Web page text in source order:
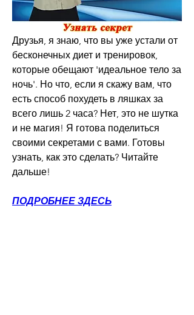
Друзья, я знаю, что вы уже устали от
бесконечных диет и тренировок,
которые обещают 'идеальное тело за
ночь'. Но что, если я скажу вам, что
есть способ похудеть в ляшках за
всего лишь 2 часа? Нет, это не шутка
и не магия! Я готова поделиться
своими секретами с вами. Готовы
узнать, как это сделать? Читайте
дальше!
ПОДРОБНЕЕ ЗДЕСЬ